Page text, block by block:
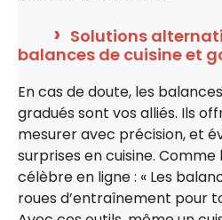
Solutions
balances de cuisine et
En cas de doute, les
gradués sont vos alliés. Ils
mesurer avec précision, et
surprises en cuisine. Comme
célèbre en ligne : « Les
roues d’entraînement pour